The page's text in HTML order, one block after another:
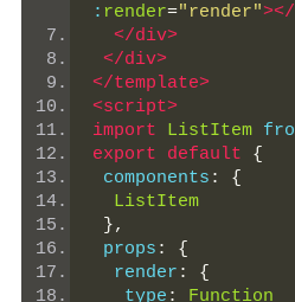
: render="render"
</div>
</div>
</template>
<script>
import
ListItem
export
default
{
components :
{
ListItem
},
props :
{
  render
:
{
   type
:
Function